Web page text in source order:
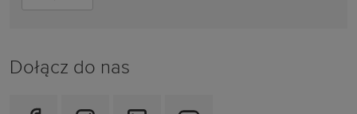
Dołącz do nas